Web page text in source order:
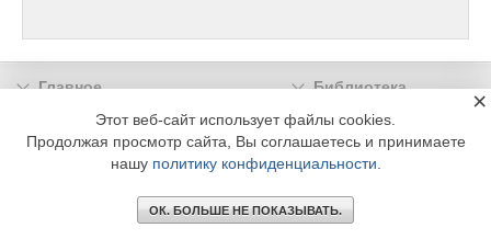
Главное
Библиотека
Подписка
Реклама
Информация
© 2002 - 2026 OOO Издательский дом «МЕДИА ТЕХНОЛОДЖИ» +7 (495) 665-00-
Этот веб-сайт использует файлы cookies.
Продолжая просмотр сайта, Вы соглашаетесь и принимаете
нашу политику конфиденциальности
ОК. БОЛЬШЕ НЕ ПОКАЗЫВАТЬ.
×